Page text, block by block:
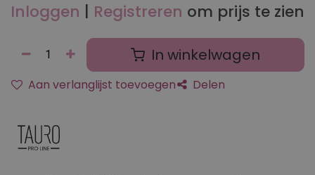
Inloggen | Registreren om prijs te zien
In winkelwagen
Aan verlanglijst toevoegen Delen